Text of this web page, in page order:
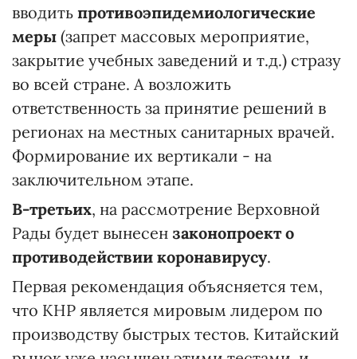
вводить противоэпидемиологические
меры (запрет массовых мероприятие,
закрытие учебных заведений и т.д.) стразу
во всей стране. А возложить
ответственность за принятие решений в
регионах на местных санитарных врачей.
Формирование их вертикали - на
заключительном этапе.
В-третьих, на рассмотрение Верховной
Рады будет вынесен законопроект о
противодействии коронавирусу.
Первая рекомендация объясняется тем,
что КНР является мировым лидером по
производству быстрых тестов. Китайский